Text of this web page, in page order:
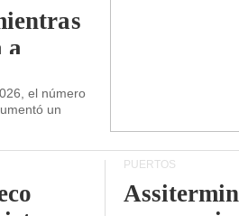
a
el número
un
PUERTOS